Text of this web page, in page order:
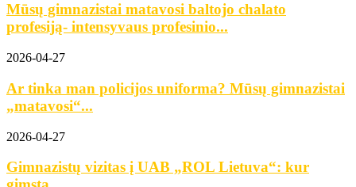
Mūsų gimnazistai matavosi baltojo chalato
profesiją- intensyvaus profesinio...
2026-04-27
Ar tinka man policijos uniforma? Mūsų gimnazistai
„matavosi“...
2026-04-27
Gimnazistų vizitas į UAB „ROL Lietuva“: kur